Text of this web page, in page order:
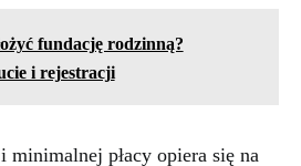
fundację rodzinną?
i rejestracji
minimalnej płacy opiera się na